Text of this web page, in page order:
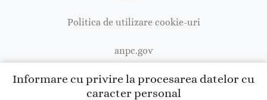
Informare cu privire la procesarea datelor cu
caracter personal
Politica de utilizare cookie-uri
anpc.gov